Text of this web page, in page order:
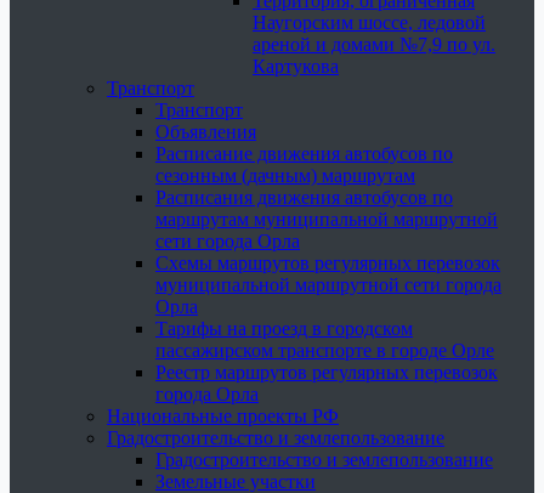
Наугорским шоссе, ледовой
ареной и домами №7,9 по ул.
Картукова
Транспорт
Транспорт
Объявления
Расписание движения автобусов по
сезонным (дачным) маршрутам
Расписания движения автобусов по
маршрутам муниципальной маршрутной
сети города Орла
Схемы маршрутов регулярных перевозок
муниципальной маршрутной сети города
Орла
Тарифы на проезд в городском
пассажирском транспорте в городе Орле
Реестр маршрутов регулярных перевозок
города Орла
Национальные проекты РФ
Градостроительство и землепользование
Градостроительство и землепользование
Земельные участки